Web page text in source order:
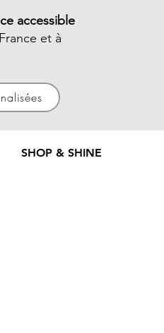
accessible
et à
SHOP & SHINE